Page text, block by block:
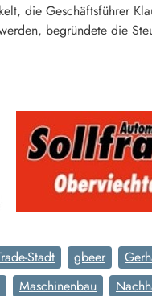
die Geschäftsführer
begründete die
Stadt gbeer
Maschinenbau